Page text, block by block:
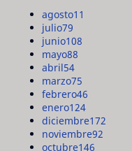
agosto11
julio79
junio108
mayo88
abril54
marzo75
febrero46
enero124
diciembre172
noviembre92
octubre146